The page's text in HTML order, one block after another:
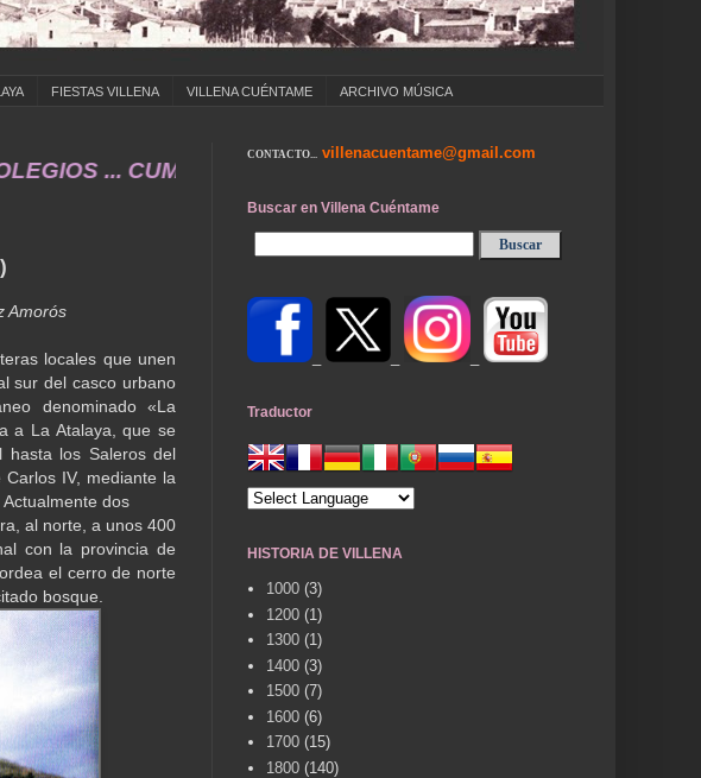
FIESTAS VILLENA VILLENA CUÉNTAME ARCHIVO MÚSICA
... CARNAVAL ... FERIA DE ATRACCIONES
Amorós
locales que unen
sur del casco urbano
denominado «La
a La Atalaya, que se
hasta los Saleros del
IV, mediante la
dos
al norte, a unos 400
con la provincia de
el cerro de norte
bosque.
CONTACTO... villenacuentame@gmail.com
Buscar en Villena Cuéntame
Traductor
HISTORIA DE VILLENA
1000 (3)
1200 (1)
1300 (1)
1400 (3)
1500 (7)
1600 (6)
1700 (15)
1800 (140)